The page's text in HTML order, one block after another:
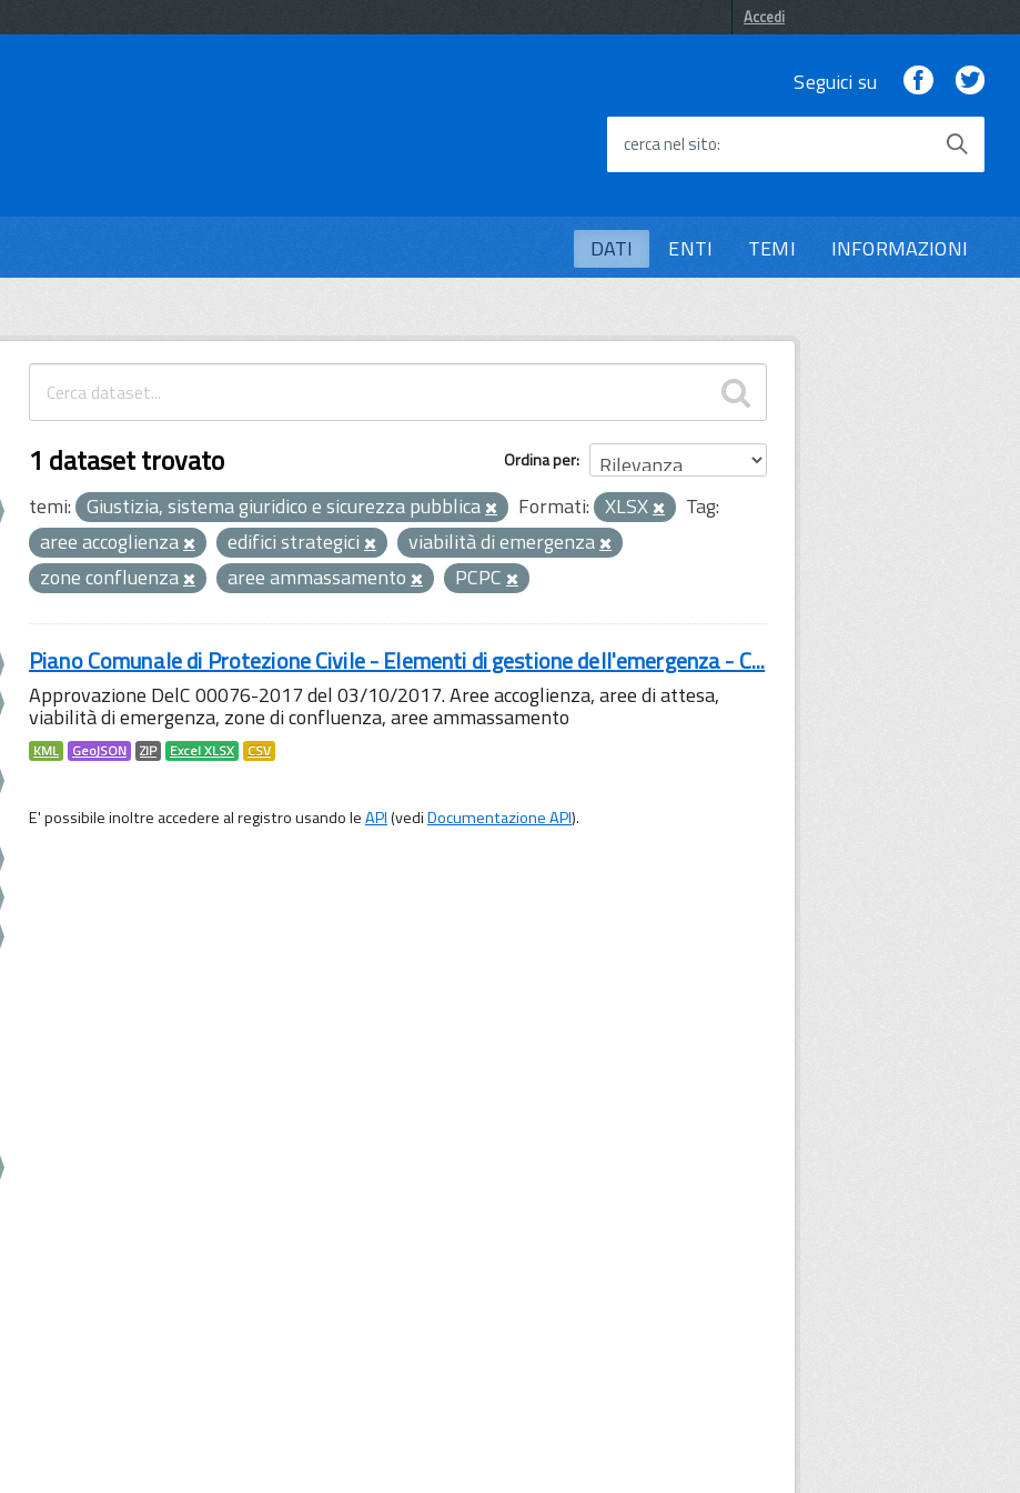
Accedi
Seguici su Facebook
cerca nel sito
DATI ENTI TEMI INFORMAZIONI
Ordina per
1 dataset trovato
temi: Giustizia, sistema giuridico e sicurezza pubblica Formati: XLSX
Tag:
aree accoglienza
edifici strategici
viabilità di emergenza
zone confluenza
aree ammassamento PCPC
Piano Comunale di Protezione Civile - Elementi di gestione dell'emergenza - C...
Approvazione DelC 00076-2017 del 03/10/2017. Aree accoglienza, aree di attesa,
viabilità di emergenza, zone di confluenza, aree ammassamento
KML GeoJSON ZIP Excel XLSX CSV
E' possibile inoltre accedere al registro usando leAPI(vediDocumentazione API).